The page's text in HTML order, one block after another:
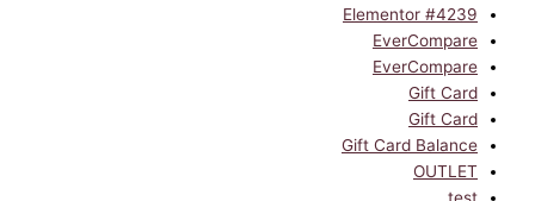
Elementor #4239
EverCompare
EverCompare
Gift Card
Gift Card
Gift Card Balance
OUTLET